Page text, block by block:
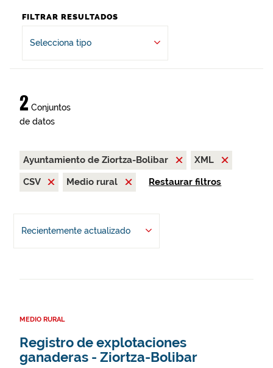
FILTRAR RESULTADOS
Selecciona tipo
2 Conjuntos
de datos
Ayuntamiento de Ziortza-Bolibar
XML
CSV
Medio rural Restaurar filtros
Recientemente actualizado
MEDIO RURAL
Registro de explotaciones
ganaderas - Ziortza-Bolibar